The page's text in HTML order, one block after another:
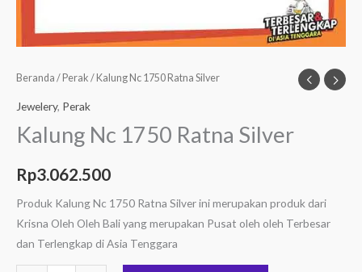
Beranda / Perak / Kalung Nc 1750 Ratna Silver
Jewelery, Perak
Kalung Nc 1750 Ratna Silver
Rp3.062.500
Produk Kalung Nc 1750 Ratna Silver ini merupakan produk dari
Krisna Oleh Oleh Bali yang merupakan Pusat oleh oleh Terbesar
dan Terlengkap di Asia Tenggara